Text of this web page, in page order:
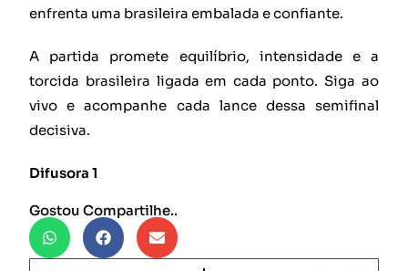
enfrenta uma brasileira embalada e confiante.
A partida promete equilíbrio, intensidade e a
torcida brasileira ligada em cada ponto. Siga ao
vivo e acompanhe cada lance dessa semifinal
decisiva.
Difusora 1
Gostou Compartilhe..